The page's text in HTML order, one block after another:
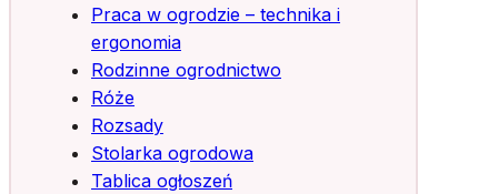
Praca w ogrodzie – technika i
ergonomia
Rodzinne ogrodnictwo
Róże
Rozsady
Stolarka ogrodowa
Tablica ogłoszeń